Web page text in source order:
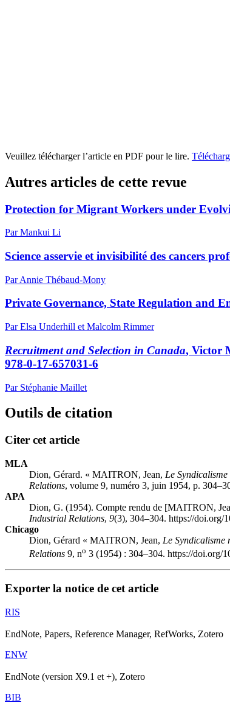
Veuillez télécharger l’article en PDF pour le lire.
Autres articles de cette revue
Protection for Migrant Workers under
Par Mankui Li
Science asservie et invisibilité des cancers
Par Annie Thébaud-Mony
Private Governance, State Regulation and
Par Elsa Underhill et Malcolm Rimmer
Recruitment and Selection in Canada, Victor
978-0-17-657031-6
Par Stéphanie Maillet
Outils de citation
Citer cet article
MLA
Dion, Gérard. « MAITRON, Jean, Le
Relations, volume 9, numéro 3, juin 1954, p.
APA
Dion, G. (1954). Compte rendu de [MAITRON,
Industrial Relations, 9(3), 304–304. https://doi.org/
Chicago
Dion, Gérard « MAITRON, Jean, Le Syndicalisme
Relations 9, no 3 (1954) : 304–304. https://doi.org/
Exporter la notice de cet article
RIS
EndNote, Papers, Reference Manager, RefWorks, Zotero
ENW
EndNote (version X9.1 et +), Zotero
BIB